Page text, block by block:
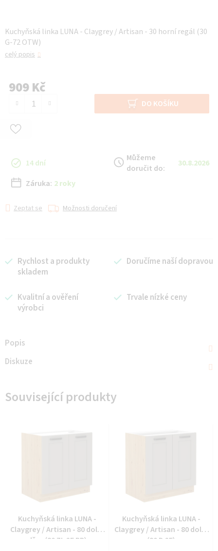
Kuchyňská linka LUNA - Claygrey / Artisan - 30 horní regál (30
G-72 OTW)
celý popis
909 Kč
DO KOŠÍKU
14 dní
Můžeme
doručit do:
30.8.2026
Záruka: 2 roky
Zeptat se Možnosti doručení
Rychlost a produkty
skladem
Doručíme naší dopravou
Kvalitní a ověření
výrobci
Trvale nízké ceny
Popis
Diskuze
Související produkty
Kuchyňská linka LUNA -
Claygrey / Artisan - 80 dolní
dřez (80 ZL 2F BB)
Kuchyňská linka LUNA -
Claygrey / Artisan - 80 dolní
(80 D 2F)